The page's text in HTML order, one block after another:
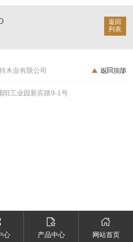
返回
列表
木业有限公司
阳工业园新宾路9-1号
心 产品中心 网站首页